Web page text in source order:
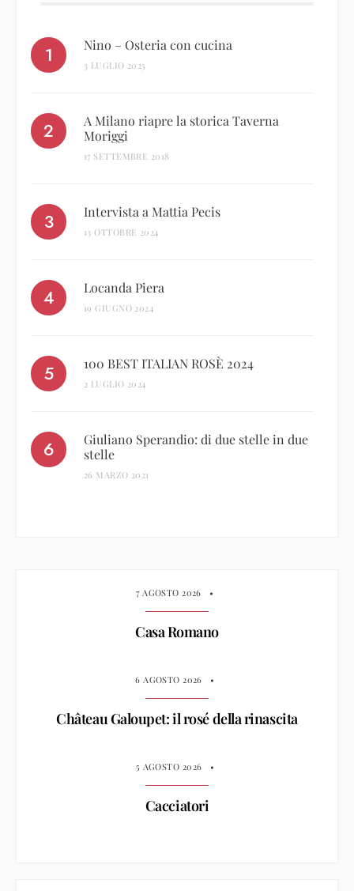
Nino – Osteria con cucina
3 LUGLIO 2025
A Milano riapre la storica Taverna
Moriggi
17 SETTEMBRE 2018
Intervista a Mattia Pecis
13 OTTOBRE 2024
Locanda Piera
19 GIUGNO 2024
100 BEST ITALIAN ROSÈ 2024
2 LUGLIO 2024
Giuliano Sperandio: di due stelle in due
stelle
26 MARZO 2021
7 AGOSTO 2026 •
Casa Romano
6 AGOSTO 2026 •
Château Galoupet: il rosé della rinascita
5 AGOSTO 2026 •
Cacciatori